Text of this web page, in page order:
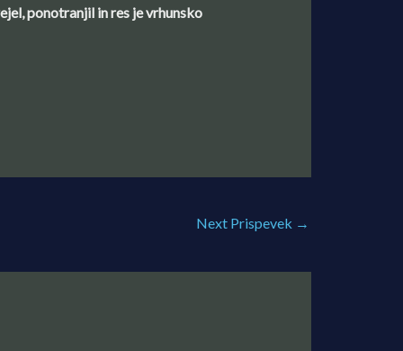
ponotranjil in res je vrhunsko
Next Prispevek →